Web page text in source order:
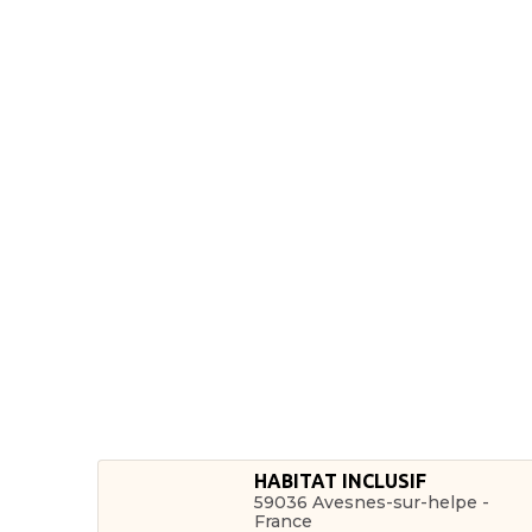
HABITAT INCLUSIF
59036 Avesnes-sur-helpe -
France